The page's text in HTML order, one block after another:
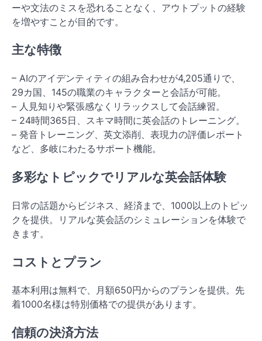
ーや文法のミスを恐れることなく、アウトプットの経験
を増やすことが目的です。
主な特徴
– AIのアイデンティティの組み合わせが4,205通りで、
29カ国、145の職業のキャラクターと会話が可能。
– 人見知りや緊張感なくリラックスして会話練習。
– 24時間365日、スキマ時間に英会話のトレーニング。
– 発音トレーニング、英文添削、表現力の評価レポート
など、多岐にわたるサポート機能。
多彩なトピックでリアルな英会話体験
日常の話題からビジネス、経済まで、1000以上のトピッ
クを提供。リアルな英会話のシミュレーションを体験で
きます。
コストとプラン
基本利用は無料で、月額650円からのプランを提供。先
着1000名様は特別価格での提供があります。
信頼の決済方法